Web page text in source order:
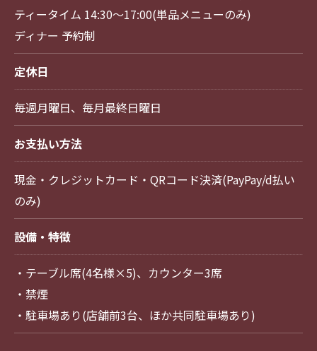
ティータイム 14:30～17:00(単品メニューのみ)
ディナー 予約制
定休日
毎週月曜日、毎月最終日曜日
お支払い方法
現金・クレジットカード・QRコード決済(PayPay/d払い
のみ)
設備・特徴
・テーブル席(4名様×5)、カウンター3席
・禁煙
・駐車場あり(店舗前3台、ほか共同駐車場あり)